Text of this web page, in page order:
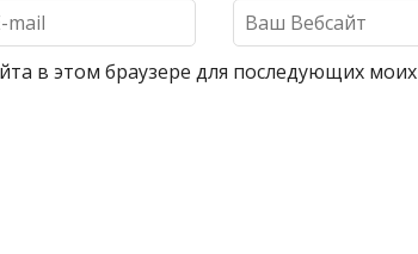
в этом браузере для последующих моих